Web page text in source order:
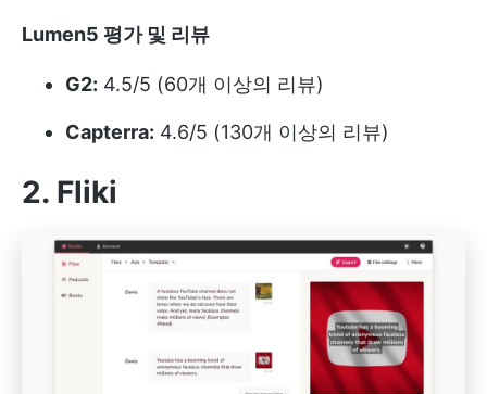
Lumen5 평가 및 리뷰
G2: 4.5/5 (60개 이상의 리뷰)
Capterra: 4.6/5 (130개 이상의 리뷰)
2. Fliki